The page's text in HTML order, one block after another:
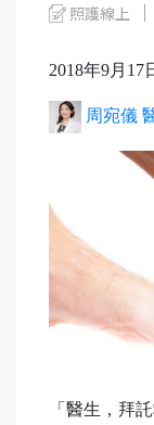
照護線上
2018年9月17
周宛儀
「醫生，拜